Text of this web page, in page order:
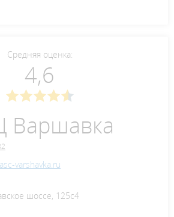
Средняя оценка:
4,6
Варшавка
asc-varshavka.ru
шоссе, 125с4